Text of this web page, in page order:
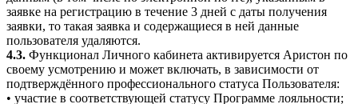
заявке на регистрацию в течение 3 дней с даты получения
заявки, то такая заявка и содержащиеся в ней данные
пользователя удаляются.
4.3. Функционал Личного кабинета активируется Аристон по
своему усмотрению и может включать, в зависимости от
подтверждённого профессионального статуса Пользователя:
• участие в соответствующей статусу Программе лояльности;